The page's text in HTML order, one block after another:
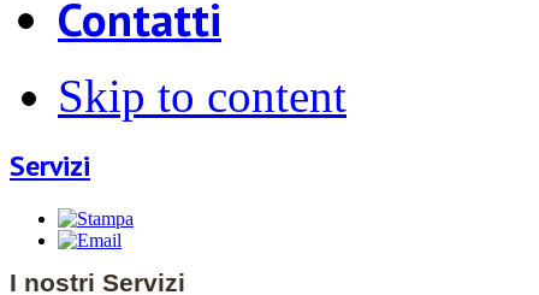
Contatti
Skip to content
Servizi
I nostri Servizi